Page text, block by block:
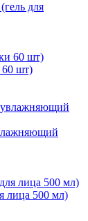
для
60 шт)
лица 500 мл)